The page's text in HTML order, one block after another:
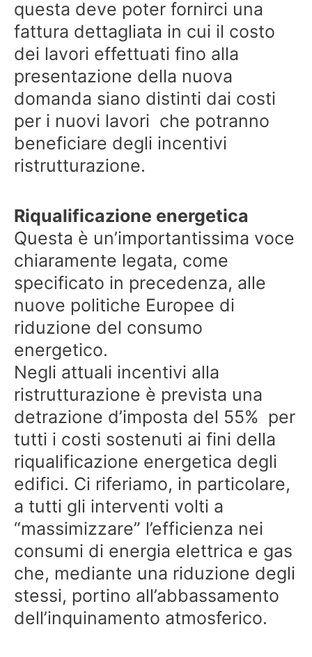
questa deve poter fornirci una
fattura dettagliata in cui il costo
dei lavori effettuati fino alla
presentazione della nuova
domanda siano distinti dai costi
per i nuovi lavori che potranno
beneficiare degli incentivi
ristrutturazione.
Riqualificazione energetica
Questa è un’importantissima voce
chiaramente legata, come
specificato in precedenza, alle
nuove politiche Europee di
riduzione del consumo
energetico.
Negli attuali incentivi alla
ristrutturazione è prevista una
detrazione d’imposta del 55% per
tutti i costi sostenuti ai fini della
riqualificazione energetica degli
edifici. Ci riferiamo, in particolare,
a tutti gli interventi volti a
“massimizzare” l’efficienza nei
consumi di energia elettrica e gas
che, mediante una riduzione degli
stessi, portino all’abbassamento
dell’inquinamento atmosferico.